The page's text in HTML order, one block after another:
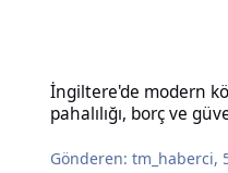
İngiltere'de modern
pahalılığı, borç ve
Gönderen:tm_haberci,